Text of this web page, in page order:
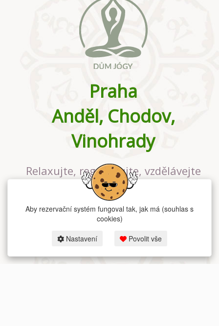
Praha
Anděl, Chodov,
Vinohrady
Relaxujte, regenerujte, vzdělávejte
se v největším jógovém studiu v
Praze
Aby rezervační systém fungoval tak, jak má (souhlas s
cookies)
Nastavení Povolit vše